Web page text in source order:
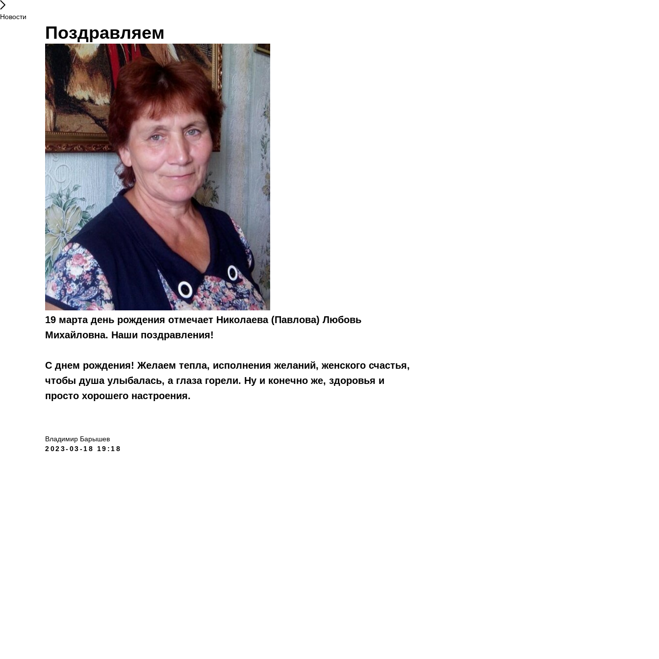
Новости
Поздравляем
19 марта день рождения отмечает Николаева (Павлова) Любовь
Михайловна. Наши поздравления!
С днем рождения! Желаем тепла, исполнения желаний, женского счастья,
чтобы душа улыбалась, а глаза горели. Ну и конечно же, здоровья и
просто хорошего настроения.
Владимир Барышев
2023-03-18 19:18